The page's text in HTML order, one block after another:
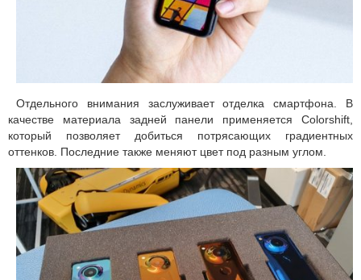
Отдельного внимания заслуживает отделка смартфона. В
качестве материала задней панели применяется Colorshift,
который позволяет добиться потрясающих градиентных
оттенков. Последние также меняют цвет под разным углом.